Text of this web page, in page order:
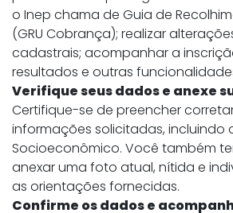
o Inep chama de Guia de
(GRU Cobrança); realizar
cadastrais; acompanhar a
resultados e outras
Verifique seus dados e anexe
Certifique-se de preencher
informações solicitadas, incluindo
Socioeconômico. Você também
anexar uma foto atual, nítida e
as orientações fornecidas.
Confirme os dados e